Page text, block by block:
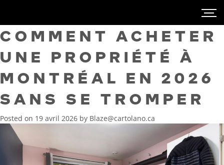
COMMENT ACHETER
UNE PROPRIÉTÉ À
MONTRÉAL EN 2026
SANS SE TROMPER
Posted on 19 avril 2026 by Blaze@cartolano.ca